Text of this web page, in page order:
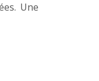
Une